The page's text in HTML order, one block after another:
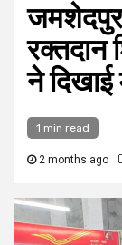
रक्तदान
ने दिखाई
1 min read
2 months ago